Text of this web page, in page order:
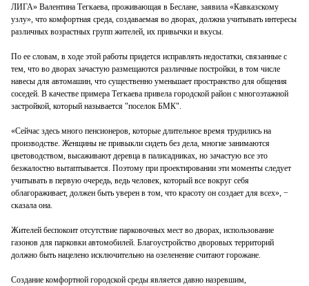
ЛИГА» Валентина Тегкаева, проживающая в Беслане, заявила «Кавказскому
узлу», что комфортная среда, создаваемая во дворах, должна учитывать интересы
различных возрастных групп жителей, их привычки и вкусы.
По ее словам, в ходе этой работы придется исправлять недостатки, связанные с
тем, что во дворах зачастую размещаются различные постройки, в том числе
навесы для автомашин, что существенно уменьшает пространство для общения
соседей. В качестве примера Тегкаева привела городской район с многоэтажной
застройкой, который называется "поселок БМК".
«Сейчас здесь много пенсионеров, которые длительное время трудились на
производстве. Женщины не привыкли сидеть без дела, многие занимаются
цветоводством, высаживают деревца в палисадниках, но зачастую все это
безжалостно вытаптывается. Поэтому при проектировании эти моменты следует
учитывать в первую очередь, ведь человек, который все вокруг себя
облагораживает, должен быть уверен в том, что красоту он создает для всех», −
сказала она.
Жителей беспокоит отсутствие парковочных мест во дворах, использование
газонов для парковки автомобилей. Благоустройство дворовых территорий
должно быть нацелено исключительно на озеленение считают горожане.
Создание комфортной городской среды является давно назревшим,